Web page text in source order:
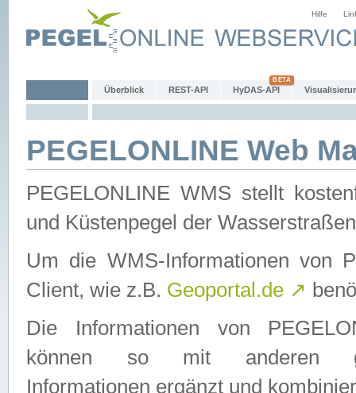
Hilfe
Überblick REST-API HyDAS-API
PEGELONLINE Web
PEGELONLINE WMS stellt
und Küstenpegel der
Um die WMS-Informationen von
Client, wie z.B. Geoportal.de ↗
Die Informationen von
können so mit anderen
Informationen ergänzt und